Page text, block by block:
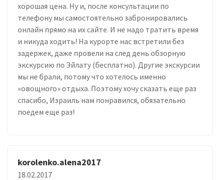
хорошая цена. Ну и, после консультации по
телефону мы самостоятельно забронировались
онлайн прямо на их сайте. И не надо тратить время
и никуда ходить! На курорте нас встретили без
задержек, даже провели на след день обзорную
экскурсию по Эйлату (бесплатно). Другие экскурсии
мы не брали, потому что хотелось именно
«овощного» отдыха. Поэтому хочу сказать еще раз
спасибо, Израиль нам понравился, обязательно
поедем еще раз!
korolenko.alena2017
18.02.2017